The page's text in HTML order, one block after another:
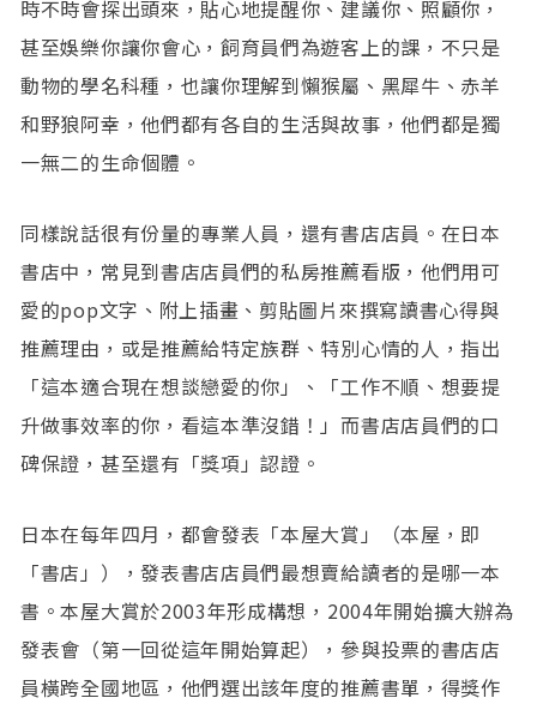
時不時會探出頭來，貼心地提醒你、建議你、照顧你，
甚至娛樂你讓你會心，飼育員們為遊客上的課，不只是
動物的學名科種，也讓你理解到懶猴屬、黑犀牛、赤羊
和野狼阿幸，他們都有各自的生活與故事，他們都是獨
一無二的生命個體。
同樣說話很有份量的專業人員，還有書店店員。在日本
書店中，常見到書店店員們的私房推薦看版，他們用可
愛的pop文字、附上插畫、剪貼圖片來撰寫讀書心得與
推薦理由，或是推薦給特定族群、特別心情的人，指出
「這本適合現在想談戀愛的你」、「工作不順、想要提
升做事效率的你，看這本準沒錯！」而書店店員們的口
碑保證，甚至還有「獎項」認證。
日本在每年四月，都會發表「本屋大賞」（本屋，即
「書店」），發表書店店員們最想賣給讀者的是哪一本
書。本屋大賞於2003年形成構想，2004年開始擴大辦為
發表會（第一回從這年開始算起），參與投票的書店店
員橫跨全國地區，他們選出該年度的推薦書單，得獎作